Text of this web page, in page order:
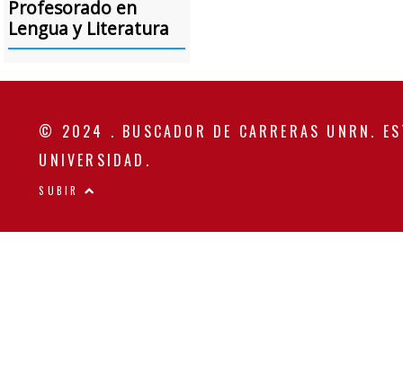
Profesorado en
Lengua y Literatura
© 2024 . BUSCADOR DE CARRERAS UNRN.
UNIVERSIDAD.
SUBIR